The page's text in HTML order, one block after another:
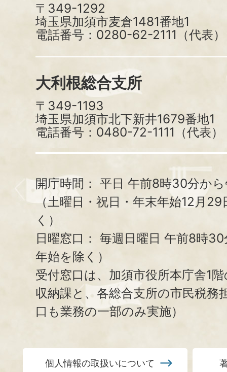
〒349-1292
埼玉県加須市麦倉1481番地1
電話番号：0280-62-2111（代表）
大利根総合支所
〒349-1193
埼玉県加須市北下新井1679番地1
電話番号：0480-72-1111（代表）
開庁時間： 平日 午前8時30分か
（土曜日・祝日・年末年始12月
く）
日曜窓口： 毎週日曜日 午前8時
年始を除く）
受付窓口は、加須市役所本庁舎1
収納課と、 各総合支所の市民税務
口も業務の一部のみ実施）
個人情報の取扱いについて